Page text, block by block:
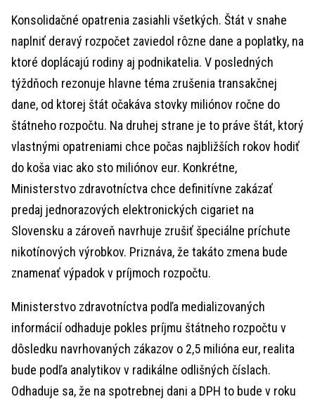
Konsolidačné opatrenia zasiahli všetkých. Štát v snahe
naplniť deravý rozpočet zaviedol rôzne dane a poplatky, na
ktoré doplácajú rodiny aj podnikatelia. V posledných
týždňoch rezonuje hlavne téma zrušenia transakčnej
dane, od ktorej štát očakáva stovky miliónov ročne do
štátneho rozpočtu. Na druhej strane je to práve štát, ktorý
vlastnými opatreniami chce počas najbližších rokov hodiť
do koša viac ako sto miliónov eur. Konkrétne,
Ministerstvo zdravotníctva chce definitívne zakázať
predaj jednorazových elektronických cigariet na
Slovensku a zároveň navrhuje zrušiť špeciálne príchute
nikotínových výrobkov. Priznáva, že takáto zmena bude
znamenať výpadok v príjmoch rozpočtu.
Ministerstvo zdravotníctva podľa medializovaných
informácií odhaduje pokles príjmu štátneho rozpočtu v
dôsledku navrhovaných zákazov o 2,5 milióna eur, realita
bude podľa analytikov v radikálne odlišných číslach.
Odhaduje sa, že na spotrebnej dani a DPH to bude v roku